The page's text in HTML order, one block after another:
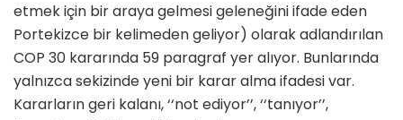
etmek için bir araya gelmesi geleneğini ifade eden
Portekizce bir kelimeden geliyor) olarak adlandırılan
COP 30 kararında 59 paragraf yer alıyor. Bunlarında
yalnızca sekizinde yeni bir karar alma ifadesi var.
Kararların geri kalanı,‘‘not ediyor’’,‘‘tanıyor’’,